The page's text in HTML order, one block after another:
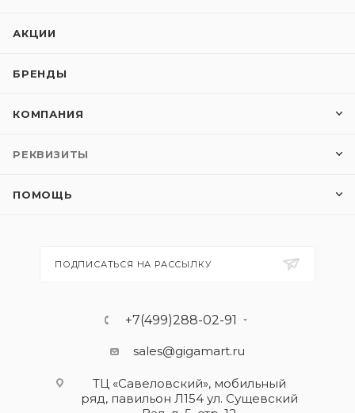
АКЦИИ
БРЕНДЫ
КОМПАНИЯ
РЕКВИЗИТЫ
ПОМОЩЬ
ПОДПИСАТЬСЯ НА РАССЫЛКУ
+7(499)288-02-91
sales@gigamart.ru
ТЦ «Савеловский», мобильный
ряд, павильон Л154 ул. Сущевский